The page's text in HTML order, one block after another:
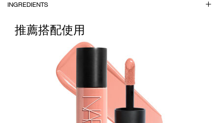
INGREDIENTS
推薦搭配使用